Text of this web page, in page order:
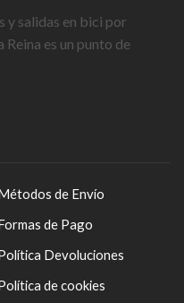
y salidas en bici por
Reina es un punto de
de Envío
de Pago
Devoluciones
de cookies